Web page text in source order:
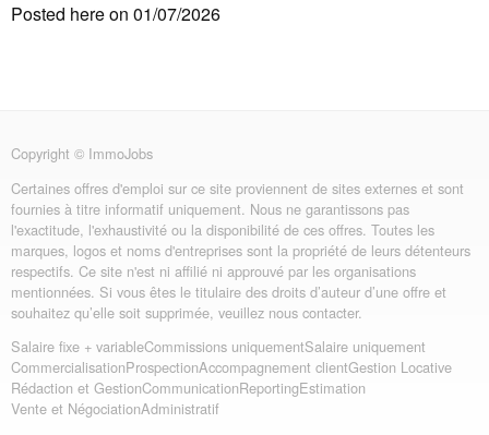
Posted here on 01/07/2026
Copyright © ImmoJobs
Certaines offres d'emploi sur ce site proviennent de sites externes et sont
fournies à titre informatif uniquement. Nous ne garantissons pas
l'exactitude, l'exhaustivité ou la disponibilité de ces offres. Toutes les
marques, logos et noms d'entreprises sont la propriété de leurs détenteurs
respectifs. Ce site n'est ni affilié ni approuvé par les organisations
mentionnées. Si vous êtes le titulaire des droits d’auteur d’une offre et
souhaitez qu’elle soit supprimée, veuillez nous contacter.
Salaire fixe + variableCommissions uniquementSalaire uniquement
CommercialisationProspectionAccompagnement clientGestion Locative
Rédaction et GestionCommunicationReportingEstimation
Vente et NégociationAdministratif